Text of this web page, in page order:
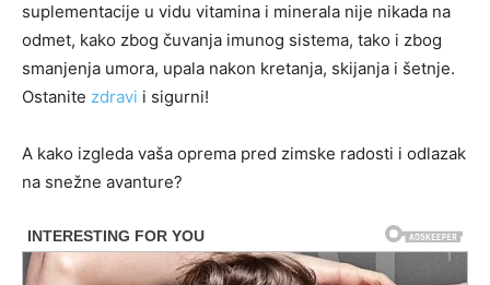
suplementacije u vidu vitamina i minerala nije nikada na
odmet, kako zbog čuvanja imunog sistema, tako i zbog
smanjenja umora, upala nakon kretanja, skijanja i šetnje.
Ostanite zdravi i sigurni!
A kako izgleda vaša oprema pred zimske radosti i odlazak
na snežne avanture?